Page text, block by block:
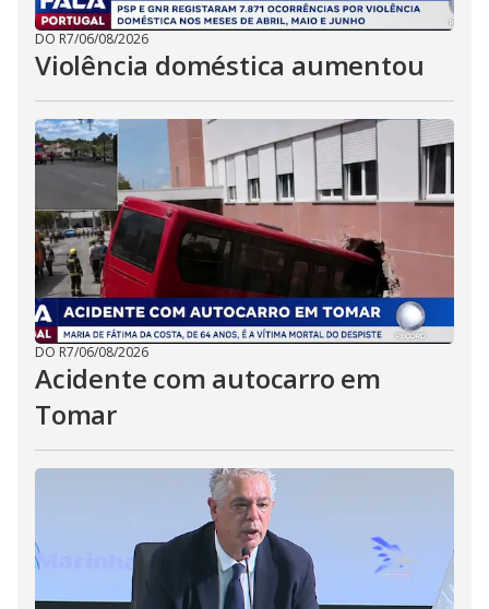
DO R7/06/08/2026
Violência doméstica aumentou
DO R7/06/08/2026
Acidente com autocarro em
Tomar